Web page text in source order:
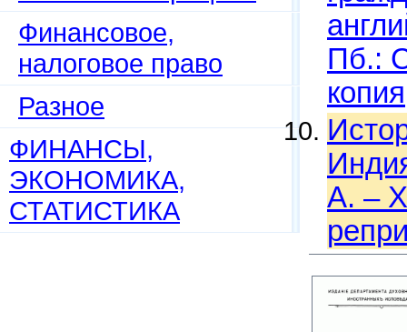
Финансовое,
налоговое право
Разное
ФИНАНСЫ,
ЭКОНОМИКА,
СТАТИСТИКА
Пб.:
копия
А. –